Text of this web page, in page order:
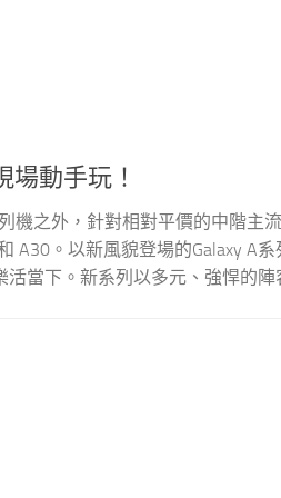
場動手玩！
機之外，針對相對平價的中階主
A30。以新風貌登場的Galaxy A
當下。新系列以多元、強悍的陣